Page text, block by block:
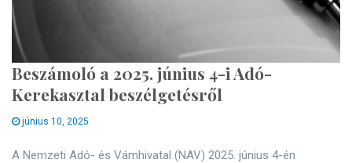
Beszámoló a 2025. június 4-i Adó-
Kerekasztal beszélgetésről
június 10, 2025
A Nemzeti Adó- és Vámhivatal (NAV) 2025. június 4-én